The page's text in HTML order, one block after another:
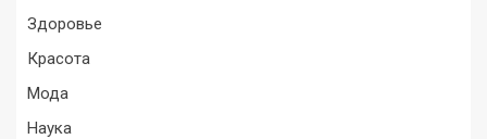
Здоровье
Красота
Мода
Наука